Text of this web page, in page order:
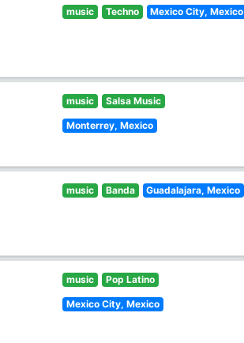
music Techno Mexico City, Mexico
music Salsa Music
Monterrey, Mexico
music Banda Guadalajara, Mexico
music Pop Latino
Mexico City, Mexico